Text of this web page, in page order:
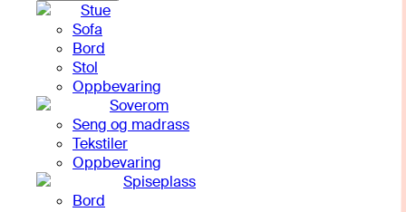
Stue
Sofa
Bord
Stol
Oppbevaring
Soverom
Seng og madrass
Tekstiler
Oppbevaring
Spiseplass
Bord